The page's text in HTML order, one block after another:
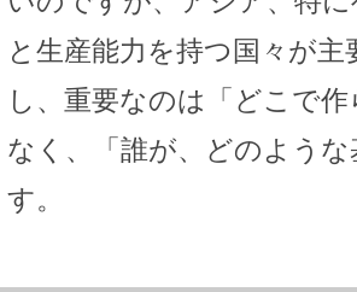
と生産能力を持つ国々が
し、重要なのは「どこで
なく、「誰が、どのよう
す。